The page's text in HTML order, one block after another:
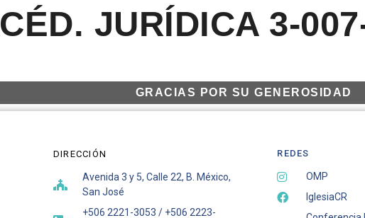
CÉD. JURÍDICA 3-
GRACIAS POR SU GENEROSIDAD
DIRECCIÓN
Avenida 3 y 5, Calle 22, B. México,
San José
+506 2221-3053 / +506 2223-
REDES
OMP
IglesiaCR